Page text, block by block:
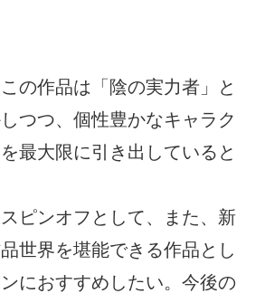
の作品は「陰の実力者」と
つつ、個性豊かなキャラク
最大限に引き出していると
ピンオフとして、また、新
世界を堪能できる作品とし
におすすめしたい。今後の